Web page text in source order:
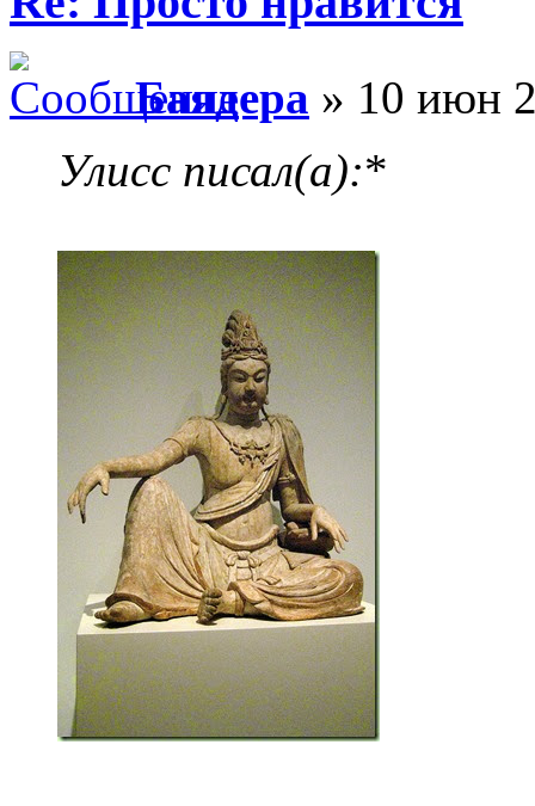
Баядера » 10 июн
Улисс писал(а):*